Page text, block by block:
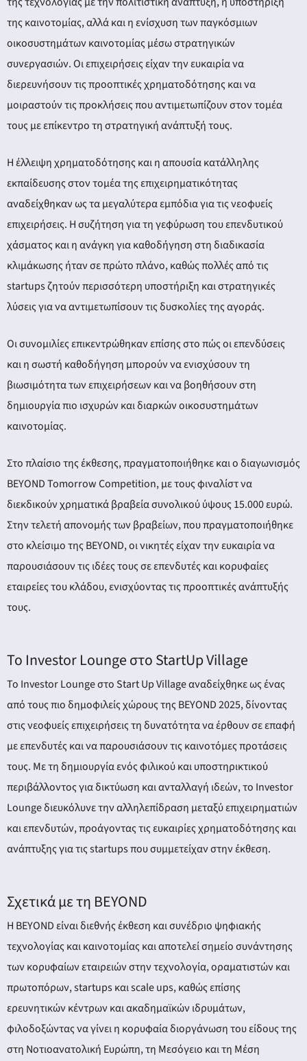
της καινοτομίας, αλλά και η ενίσχυση των παγκόσμιων
οικοσυστημάτων καινοτομίας μέσω στρατηγικών
συνεργασιών. Οι επιχειρήσεις είχαν την ευκαιρία να
διερευνήσουν τις προοπτικές χρηματοδότησης και να
μοιραστούν τις προκλήσεις που αντιμετωπίζουν στον τομέα
τους με επίκεντρο τη στρατηγική ανάπτυξή τους.
Η έλλειψη χρηματοδότησης και η απουσία κατάλληλης
εκπαίδευσης στον τομέα της επιχειρηματικότητας
αναδείχθηκαν ως τα μεγαλύτερα εμπόδια για τις νεοφυείς
επιχειρήσεις. Η συζήτηση για τη γεφύρωση του επενδυτικού
χάσματος και η ανάγκη για καθοδήγηση στη διαδικασία
κλιμάκωσης ήταν σε πρώτο πλάνο, καθώς πολλές από τις
startups ζητούν περισσότερη υποστήριξη και στρατηγικές
λύσεις για να αντιμετωπίσουν τις δυσκολίες της αγοράς.
Οι συνομιλίες επικεντρώθηκαν επίσης στο πώς οι επενδύσεις
και η σωστή καθοδήγηση μπορούν να ενισχύσουν τη
βιωσιμότητα των επιχειρήσεων και να βοηθήσουν στη
δημιουργία πιο ισχυρών και διαρκών οικοσυστημάτων
καινοτομίας.
Στο πλαίσιο της έκθεσης, πραγματοποιήθηκε και ο διαγωνισμός
BEYOND Tomorrow Competition, με τους φιναλίστ να
διεκδικούν χρηματικά βραβεία συνολικού ύψους 15.000 ευρώ.
Στην τελετή απονομής των βραβείων, που πραγματοποιήθηκε
στο κλείσιμο της BEYOND, οι νικητές είχαν την ευκαιρία να
παρουσιάσουν τις ιδέες τους σε επενδυτές και κορυφαίες
εταιρείες του κλάδου, ενισχύοντας τις προοπτικές ανάπτυξής
τους.
Το Investor Lounge στο StartUp Village
Το Investor Lounge στο Start Up Village αναδείχθηκε ως ένας
από τους πιο δημοφιλείς χώρους της BEYOND 2025, δίνοντας
στις νεοφυείς επιχειρήσεις τη δυνατότητα να έρθουν σε επαφή
με επενδυτές και να παρουσιάσουν τις καινοτόμες προτάσεις
τους. Με τη δημιουργία ενός φιλικού και υποστηρικτικού
περιβάλλοντος για δικτύωση και ανταλλαγή ιδεών, το Investor
Lounge διευκόλυνε την αλληλεπίδραση μεταξύ επιχειρηματιών
και επενδυτών, προάγοντας τις ευκαιρίες χρηματοδότησης και
ανάπτυξης για τις startups που συμμετείχαν στην έκθεση.
Σχετικά με τη BEYOND
H BEYOND είναι διεθνής έκθεση και συνέδριο ψηφιακής
τεχνολογίας και καινοτομίας και αποτελεί σημείο συνάντησης
των κορυφαίων εταιρειών στην τεχνολογία, οραματιστών και
πρωτοπόρων, startups και scale ups, καθώς επίσης
ερευνητικών κέντρων και ακαδημαϊκών ιδρυμάτων,
φιλοδοξώντας να γίνει η κορυφαία διοργάνωση του είδους της
στη Νοτιοανατολική Ευρώπη, τη Μεσόγειο και τη Μέση